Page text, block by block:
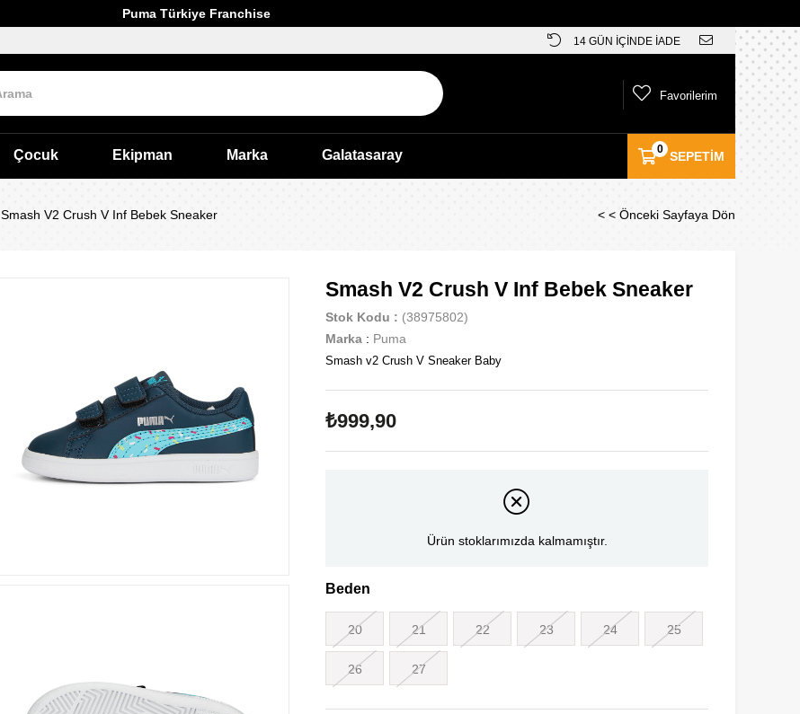
Puma Türkiye Franchise
14 GÜN İÇİNDE İADE
SEPETIM
0
Favorilerim
Çocuk Ekipman Marka Galatasaray
Smash V2 Crush V Inf Bebek Sneaker < < Önceki Sayfaya Dön
Smash V2 Crush V Inf Bebek Sneaker
Stok Kodu
(38975802)
Marka : Puma
Smash v2 Crush V Sneaker Baby
₺999,90
Ürün stoklarımızda kalmamıştır.
Beden
20 21 22 23 24 25
26 27